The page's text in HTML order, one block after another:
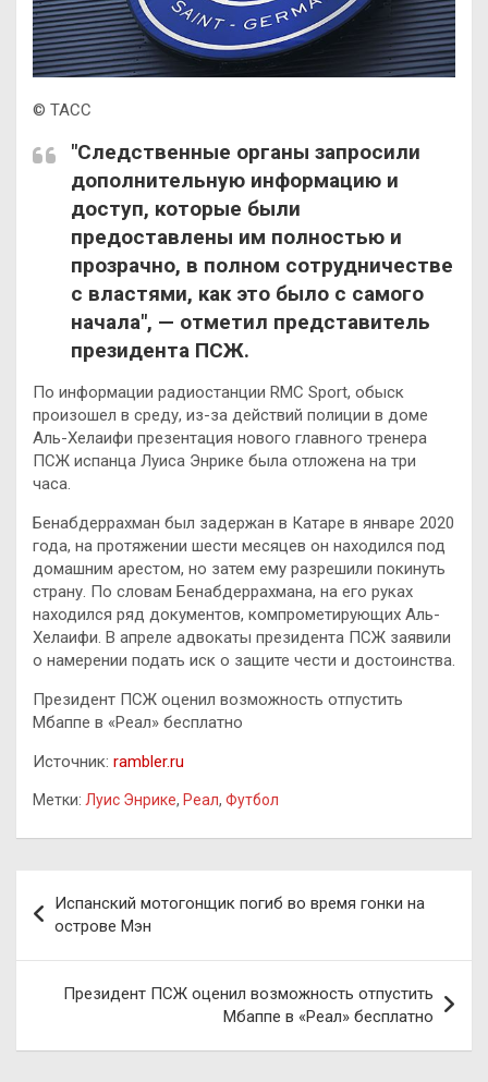
© ТАСС
"Следственные органы запросили
дополнительную информацию и
доступ, которые были
предоставлены им полностью и
прозрачно, в полном сотрудничестве
с властями, как это было с самого
начала", — отметил представитель
президента ПСЖ.
По информации радиостанции RMC Sport, обыск
произошел в среду, из-за действий полиции в доме
Аль-Хелаифи презентация нового главного тренера
ПСЖ испанца Луиса Энрике была отложена на три
часа.
Бенабдеррахман был задержан в Катаре в январе 2020
года, на протяжении шести месяцев он находился под
домашним арестом, но затем ему разрешили покинуть
страну. По словам Бенабдеррахмана, на его руках
находился ряд документов, компрометирующих Аль-
Хелаифи. В апреле адвокаты президента ПСЖ заявили
о намерении подать иск о защите чести и достоинства.
Президент ПСЖ оценил возможность отпустить
Мбаппе в «Реал» бесплатно
Источник: rambler.ru
Метки: Луис Энрике, Реал, Футбол
по
записям
Испанский мотогонщик погиб во время гонки на
острове Мэн
Президент ПСЖ оценил возможность отпустить
Мбаппе в «Реал» бесплатно